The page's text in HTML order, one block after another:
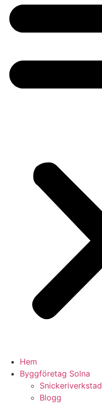
Hem
Byggföretag Solna
Snickeriverkstad
Blogg